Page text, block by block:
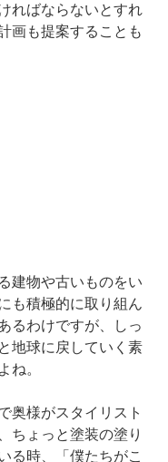
ればならないとすれ
画も提案することも
建物や古いものをい
も積極的に取り組ん
るわけですが、しっ
地球に戻していく素
ね。
奥様がスタイリスト
ちょっと塗装の塗り
る時、「僕たちがこ